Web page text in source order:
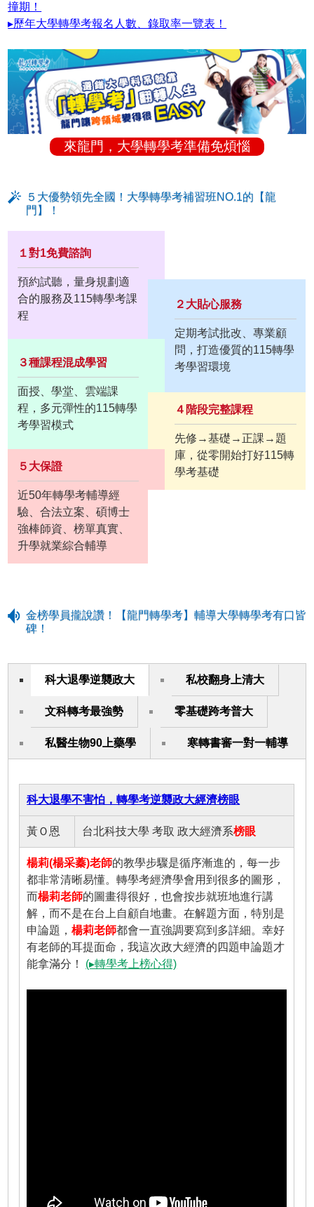
撞期！
▸歷年大學轉學考報名人數、錄取率一覽表！
來龍門，大學轉學考準備免煩惱
５大優勢領先全國！大學轉學考補習班NO.1的【龍
門】！
１對1免費諮詢
預約試聽，量身規劃適
合的服務及115轉學考課
程
２大貼心服務
定期考試批改、專業顧
問，打造優質的115轉學
考學習環境
３種課程混成學習
面授、學堂、雲端課
程，多元彈性的115轉學
考學習模式
４階段完整課程
先修→基礎→正課→題
庫，從零開始打好115轉
學考基礎
５大保證
近50年轉學考輔導經
驗、合法立案、碩博士
強棒師資、榜單真實、
升學就業綜合輔導
金榜學員攏說讚！【龍門轉學考】輔導大學轉學考有口皆
碑！
科大退學逆襲政大 私校翻身上清大
文科轉考最強勢 零基礎跨考普大
私醫生物90上藥學 寒轉書審一對一輔導
科大退學不害怕，轉學考逆襲政大經濟榜眼
黃Ｏ恩 台北科技大學 考取 政大經濟系榜眼
楊莉(楊采蓁)老師的教學步驟是循序漸進的，每一步
都非常清晰易懂。轉學考經濟學會用到很多的圖形，
而楊莉老師的圖畫得很好，也會按步就班地進行講
解，而不是在台上自顧自地畫。在解題方面，特別是
申論題，楊莉老師都會一直強調要寫到多詳細。幸好
有老師的耳提面命，我這次政大經濟的四題申論題才
能拿滿分！ (▸轉學考上榜心得)